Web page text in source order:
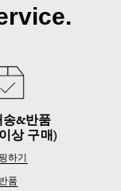
송&반품
상 구매)
하기
반품